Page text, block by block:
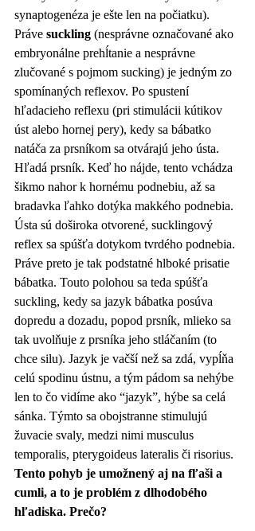
synaptogenéza je ešte len na počiatku).
Práve suckling (nesprávne označované ako
embryonálne prehĺtanie a nesprávne
zlučované s pojmom sucking) je jedným zo
spomínaných reflexov. Po spustení
hľadacieho reflexu (pri stimulácii kútikov
úst alebo hornej pery), kedy sa bábatko
natáča za prsníkom sa otvárajú jeho ústa.
Hľadá prsník. Keď ho nájde, tento vchádza
šikmo nahor k hornému podnebiu, až sa
bradavka ľahko dotýka makkého podnebia.
Ústa sú doširoka otvorené, sucklingový
reflex sa spúšťa dotykom tvrdého podnebia.
Práve preto je tak podstatné hlboké prisatie
bábatka. Touto polohou sa teda spúšťa
suckling, kedy sa jazyk bábatka posúva
dopredu a dozadu, popod prsník, mlieko sa
tak uvolňuje z prsníka jeho stláčaním (to
chce silu). Jazyk je vačší než sa zdá, vypĺňa
celú spodinu ústnu, a tým pádom sa nehýbe
len to čo vidíme ako “jazyk”, hýbe sa celá
sánka. Týmto sa obojstranne stimulujú
žuvacie svaly, medzi nimi musculus
temporalis, pterygoideus lateralis či risorius.
Tento pohyb je umožnený aj na fľaši a
cumli, a to je problém z dlhodobého
hľadiska. Prečo?